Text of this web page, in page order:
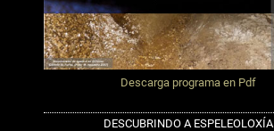
Descarga programa en Pdf
DESCUBRINDO A ESPELEOLOXÍA